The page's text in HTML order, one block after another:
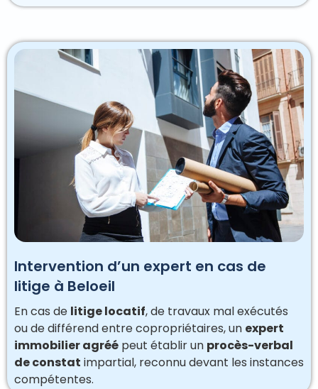
Intervention d’un expert en cas de
litige à Beloeil
En cas de litige locatif, de travaux mal exécutés
ou de différend entre copropriétaires, un expert
immobilier agréé peut établir un procès-verbal
de constat impartial, reconnu devant les instances
compétentes.